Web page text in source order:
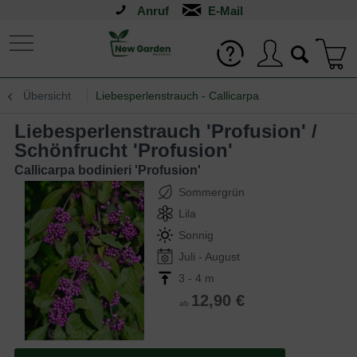
Anruf
Übersicht Liebesperlenstrauch - Callicarpa
Liebesperlenstrauch 'Profusion' /
Schönfrucht 'Profusion'
Callicarpa bodinieri 'Profusion'
Sommergrün
Lila
Sonnig
Juli - August
3 - 4 m
ab 12,90 €